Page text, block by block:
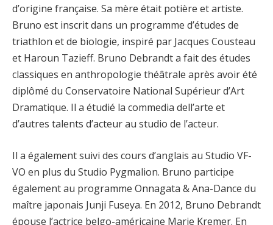
d’origine française. Sa mère était potière et artiste.
Bruno est inscrit dans un programme d’études de
triathlon et de biologie, inspiré par Jacques Cousteau
et Haroun Tazieff. Bruno Debrandt a fait des études
classiques en anthropologie théâtrale après avoir été
diplômé du Conservatoire National Supérieur d’Art
Dramatique. Il a étudié la commedia dell’arte et
d’autres talents d’acteur au studio de l’acteur.
Il a également suivi des cours d’anglais au Studio VF-
VO en plus du Studio Pygmalion. Bruno participe
également au programme Onnagata & Ana-Dance du
maître japonais Junji Fuseya. En 2012, Bruno Debrandt
épouse l’actrice belgo-américaine Marie Kremer. En